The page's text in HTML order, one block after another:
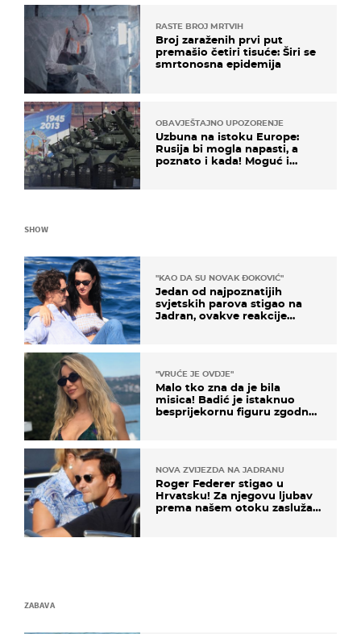
RASTE BROJ MRTVIH
Broj zaraženih prvi put
premašio četiri tisuće: Širi se
smrtonosna epidemija
OBAVJEŠTAJNO UPOZORENJE
Uzbuna na istoku Europe:
Rusija bi mogla napasti, a
poznato i kada! Moguć i
SHOW
"KAO DA SU NOVAK ĐOKOVIĆ"
Jedan od najpoznatijih
svjetskih parova stigao na
Jadran, ovakve reakcije
"VRUĆE JE OVDJE"
Malo tko zna da je bila
misica! Badić je istaknuo
besprijekornu figuru zgodne
NOVA ZVIJEZDA NA JADRANU
Roger Federer stigao u
Hrvatsku! Za njegovu ljubav
prema našem otoku zaslužan
ZABAVA